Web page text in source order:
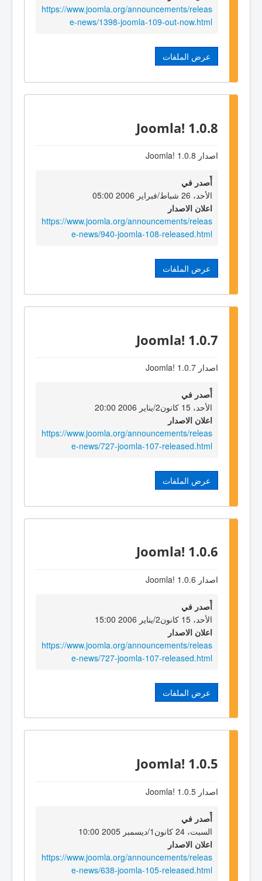
https://www.joomla.org/announcements/releas
e-news/1398-joomla-109-out-now.html
عرض الملفات
Joomla! 1.0.8
اصدار Joomla! 1.0.8
أٌصدر في
الأحد، 26 شباط/فبراير 2006 05:00
اعلان الاصدار
https://www.joomla.org/announcements/releas
e-news/940-joomla-108-released.html
عرض الملفات
Joomla! 1.0.7
اصدار Joomla! 1.0.7
أٌصدر في
الأحد، 15 كانون2/يناير 2006 20:00
اعلان الاصدار
https://www.joomla.org/announcements/releas
e-news/727-joomla-107-released.html
عرض الملفات
Joomla! 1.0.6
اصدار Joomla! 1.0.6
أٌصدر في
الأحد، 15 كانون2/يناير 2006 15:00
اعلان الاصدار
https://www.joomla.org/announcements/releas
e-news/727-joomla-107-released.html
عرض الملفات
Joomla! 1.0.5
اصدار Joomla! 1.0.5
أٌصدر في
السبت، 24 كانون1/ديسمبر 2005 10:00
اعلان الاصدار
https://www.joomla.org/announcements/releas
e-news/638-joomla-105-released.html